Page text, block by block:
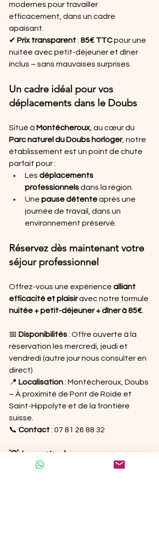
modernes pour travailler
efficacement, dans un cadre
apaisant.
✔ Prix transparent : 85€ TTC pour une
nuitée avec petit-déjeuner et dîner
inclus – sans mauvaises surprises.
Un cadre idéal pour vos
déplacements dans le Doubs
Situé à Montécheroux, au cœur du
Parc naturel du Doubs horloger, notre
établissement est un point de chute
parfait pour :
Les déplacements
professionnels dans la région.
Une pause détente après une
journée de travail, dans un
environnement préservé.
Réservez dès maintenant votre
séjour professionnel
Offrez-vous une expérience alliant
efficacité et plaisir avec notre formule
nuitée + petit-déjeuner + dîner à 85€
📅 Disponibilités : Offre ouverte à la
réservation les mercredi, jeudi et
vendredi (autre jour nous consulter en
direct)
📍 Localisation : Montécheroux, Doubs
– À proximité de Pont de Roide et
Saint-Hippolyte et de la frontière
suisse.
📞 Contact : 07 81 26 88 32
💡 Le petit plus
En choisissant
Le Logis des pinces